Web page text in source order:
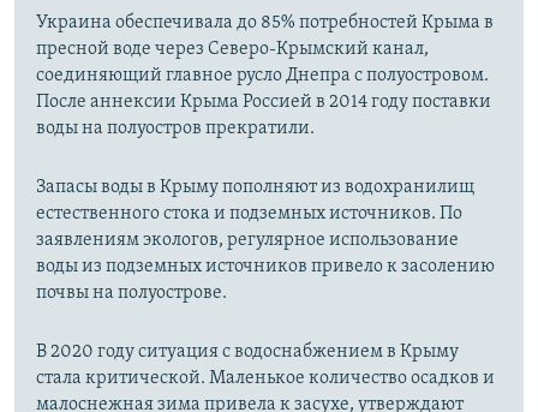
Украина обеспечивала до 85% потребностей Крыма в
пресной воде через Северо-Крымский канал,
соединяющий главное русло Днепра с полуостровом.
После аннексии Крыма Россией в 2014 году поставки
воды на полуостров прекратили.
Запасы воды в Крыму пополняют из водохранилищ
естественного стока и подземных источников. По
заявлениям экологов, регулярное использование
воды из подземных источников привело к засолению
почвы на полуострове.
В 2020 году ситуация с водоснабжением в Крыму
стала критической. Маленькое количество осадков и
малоснежная зима привела к засухе, утверждают